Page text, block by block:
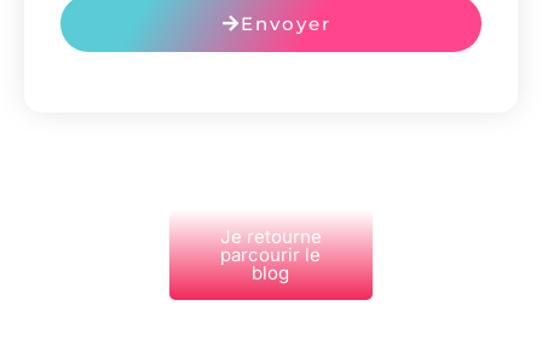
Envoyer
Je retourne
parcourir le
blog